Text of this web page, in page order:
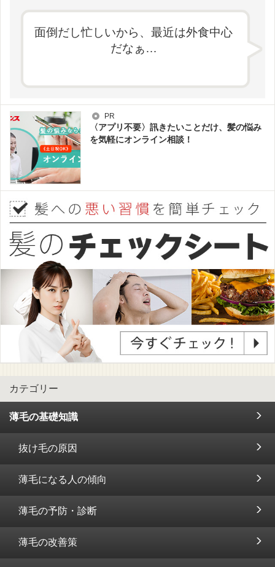
面倒だし忙しいから、最近は外食中心
だなぁ…
PR
〈アプリ不要〉訊きたいことだけ、髪の悩み
を気軽にオンライン相談！
カテゴリー
薄毛の基礎知識
抜け毛の原因
薄毛になる人の傾向
薄毛の予防・診断
薄毛の改善策